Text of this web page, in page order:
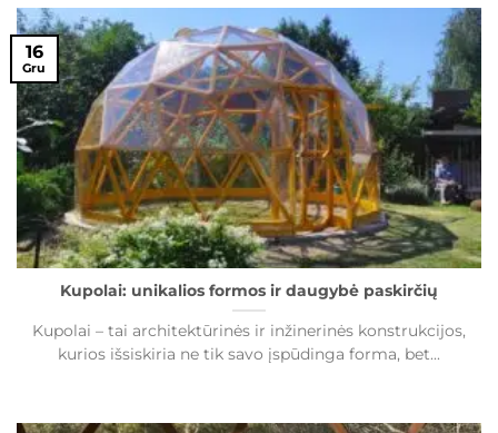
Kupolai: unikalios formos ir daugybė paskirčių
Kupolai – tai architektūrinės ir inžinerinės konstrukcijos,
kurios išsiskiria ne tik savo įspūdinga forma, bet...
16
Gru